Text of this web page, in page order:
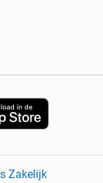
Zakelijk